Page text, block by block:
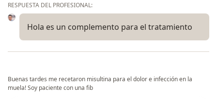
RESPUESTA DEL PROFESIONAL:
Hola es un complemento para el tratamiento
Buenas tardes me recetaron misultina para el dolor e infección en la
muela! Soy paciente con una fib